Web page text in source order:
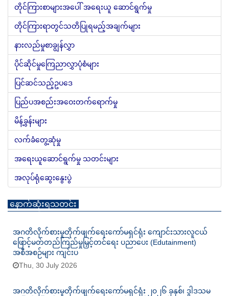
တိုင်ကြားစာများအပေါ် အရေးယူ ဆောင်ရွက်မှု
တိုင်ကြားရာတွင်သတိပြုရမည့်အချက်များ
နားလည်မှုစာချွန်လွှာ
ပိုင်ဆိုင်မှုကြေညာလွှာပုံစံများ
ပြင်ဆင်သည့်ဥပဒေ
ပြည်ပအစည်းအဝေးတက်ရောက်မှု
မိန့်ခွန်းများ
လက်ခံတွေ့ဆုံမှု
အရေးယူဆောင်ရွက်မှု သတင်းများ
အလုပ်ရုံဆွေးနွေးပွဲ
နောက်ဆုံးရသတင်း
အဂတိလိုက်စားမှုတိုက်ဖျက်ရေးကော်မရှင်ရုံး ကျောင်းသားလူငယ်
ဖြောင့်မတ်တည်ကြည်မှုမြှင့်တင်ရေး ပညာပေး (Edutainment)
အစီအစဉ်များ ကျင်းပ
Thu, 30 July 2026
အဂတိလိုက်စားမှုတိုက်ဖျက်ရေးကော်မရှင်ရုံး ၂၀၂၆ ခုနှစ်၊ ဒွါဒသမ